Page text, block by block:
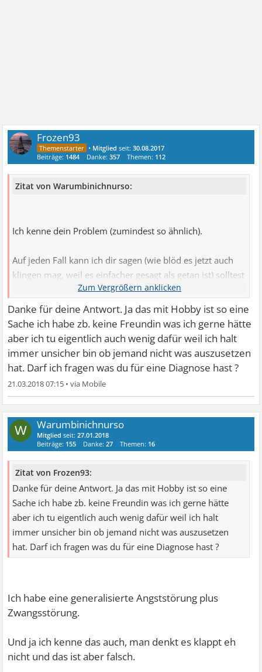
Frozen93
• Mitglied seit:30.08.2017
Beiträge: 1484 Danke:357 Themen: 112
Zitat von Warumbinichnurso:
Ich kenne dein Problem (zumindest so ähnlich).
Auf jeden Fall kann ich dir sagen (wie blöd es jetzt auch
klingen mag, weil es einfacher gesagt als getan ist) solltest
du aufhören so viel zu denken.
Bevor du dir jetzt aber denkst ,,Haha wie lustig, wenn ich
das könnte würde ich damit wohl sofort aufhören.'' Hör
mir bis zum Ende zu.
Ich sage das, weil ich es selber schonmal geschafft habe
Ich frage mich momentan selber, wie ich es damals
hinbekommen habe.
Denn zur Zeit bin ich da wieder relativ weit von
Aber hey, immerhin merke ich trotzdem das ich wiwder
Fortschritte mache.
Zwar mache ich nicht NUR Fortschritte, doch die
Fortschritte überwiegen definitiv.
Und das ist ja schonmal was oder?
Ok, aber jetzt zurück zu meiner eigentlichen Aussage.
Denn ich wollte dir sagen, was mir half bzw wie ich dazu
Mein Problem ist, dass ich mich durch meine Erkrankung
Danke für deine Antwort. Ja das mit Hobby ist so eine
Sache ich habe zb. keine Freundin was ich gerne hätte
aber ich tu eigentlich auch wenig dafür weil ich halt
immer unsicher bin ob jemand nicht was auszusetzen
hat. Darf ich fragen was du für eine Diagnose hast ?
21.03.2018 07:15 •
W Warumbinichnurso
Mitglied seit:27.01.2018
Beiträge: 155 Danke:27 Themen: 16
Zitat von Frozen93:
Danke für deine Antwort. Ja das mit Hobby ist so eine
Sache ich habe zb. keine Freundin was ich gerne hätte
aber ich tu eigentlich auch wenig dafür weil ich halt
immer unsicher bin ob jemand nicht was auszusetzen
hat. Darf ich fragen was du für eine Diagnose hast ?
Ich habe eine generalisierte Angststörung plus
Zwangsstörung.
Und ja ich kenne das auch, man denkt es klappt eh
nicht und das ist aber falsch.